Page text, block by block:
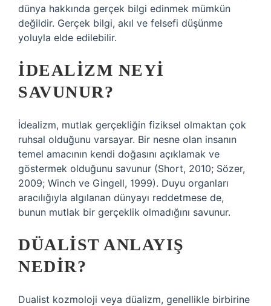
dünya hakkında gerçek bilgi edinmek mümkün
değildir. Gerçek bilgi, akıl ve felsefi düşünme
yoluyla elde edilebilir.
İDEALIZM NEYI
SAVUNUR?
İdealizm, mutlak gerçekliğin fiziksel olmaktan çok
ruhsal olduğunu varsayar. Bir nesne olan insanın
temel amacının kendi doğasını açıklamak ve
göstermek olduğunu savunur (Short, 2010; Sözer,
2009; Winch ve Gingell, 1999). Duyu organları
aracılığıyla algılanan dünyayı reddetmese de,
bunun mutlak bir gerçeklik olmadığını savunur.
DÜALIST ANLAYIŞ
NEDIR?
Dualist kozmoloji veya düalizm, genellikle birbirine